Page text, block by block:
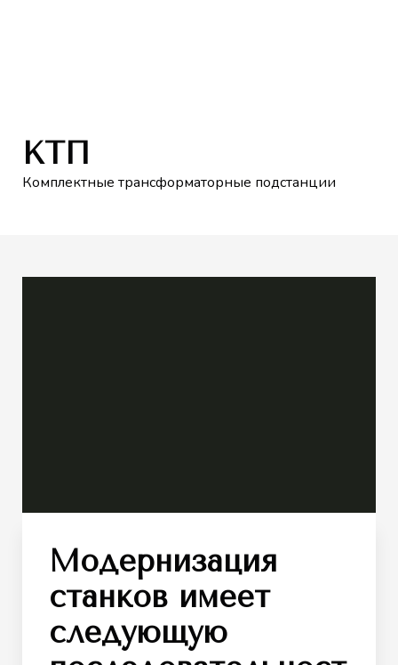
КТП
Комплектные трансформаторные подстанции
Модернизация
станков имеет
следующую